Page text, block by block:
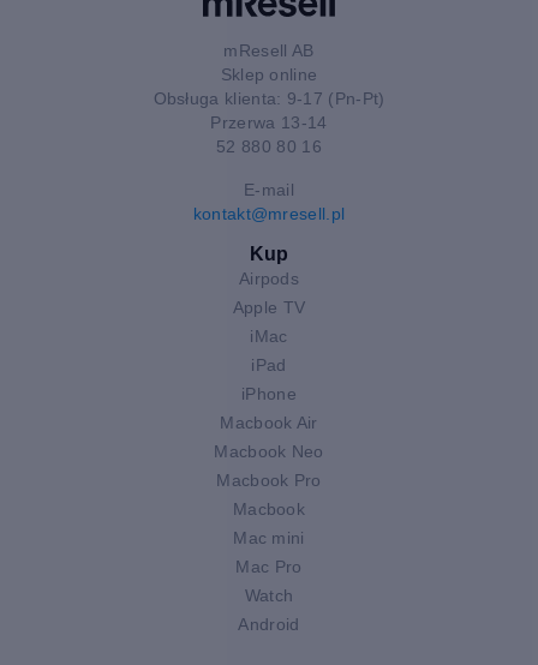
mResell AB
Sklep online
Obsługa klienta: 9-17 (Pn-Pt)
Przerwa 13-14
52 880 80 16
E-mail
kontakt@mresell.pl
Kup
Airpods
Apple TV
iMac
iPad
iPhone
Macbook Air
Macbook Neo
Macbook Pro
Macbook
Mac mini
Mac Pro
Watch
Android